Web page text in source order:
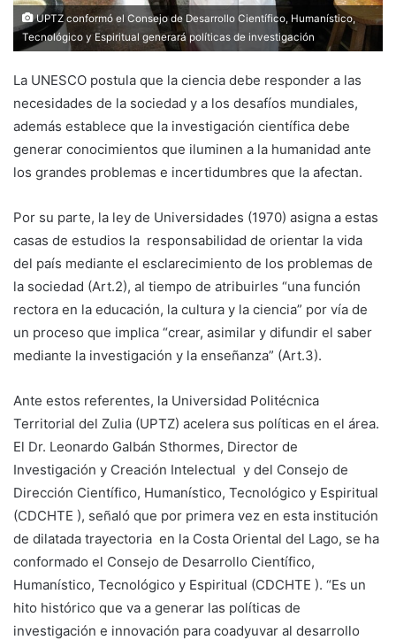
UPTZ conformó el Consejo de Desarrollo Científico, Humanístico,
Tecnológico y Espiritual generará políticas de investigación
La UNESCO postula que la ciencia debe responder a las
necesidades de la sociedad y a los desafíos mundiales,
además establece que la investigación científica debe
generar conocimientos que iluminen a la humanidad ante
los grandes problemas e incertidumbres que la afectan.
Por su parte, la ley de Universidades (1970) asigna a estas
casas de estudios la responsabilidad de orientar la vida
del país mediante el esclarecimiento de los problemas de
la sociedad (Art.2), al tiempo de atribuirles “una función
rectora en la educación, la cultura y la ciencia” por vía de
un proceso que implica “crear, asimilar y difundir el saber
mediante la investigación y la enseñanza” (Art.3).
Ante estos referentes, la Universidad Politécnica
Territorial del Zulia (UPTZ) acelera sus políticas en el área.
El Dr. Leonardo Galbán Sthormes, Director de
Investigación y Creación Intelectual y del Consejo de
Dirección Científico, Humanístico, Tecnológico y Espiritual
(CDCHTE ), señaló que por primera vez en esta institución
de dilatada trayectoria en la Costa Oriental del Lago, se ha
conformado el Consejo de Desarrollo Científico,
Humanístico, Tecnológico y Espiritual (CDCHTE ). “Es un
hito histórico que va a generar las políticas de
investigación e innovación para coadyuvar al desarrollo